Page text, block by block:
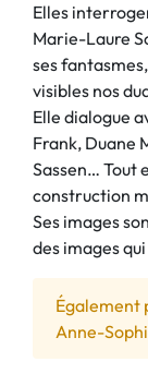
Elles
Marie-Laure
ses
visibles nos
Elle dialogue
Frank, Duane
Sassen… Tout
construction
Ses images
des images
Également
Anne-